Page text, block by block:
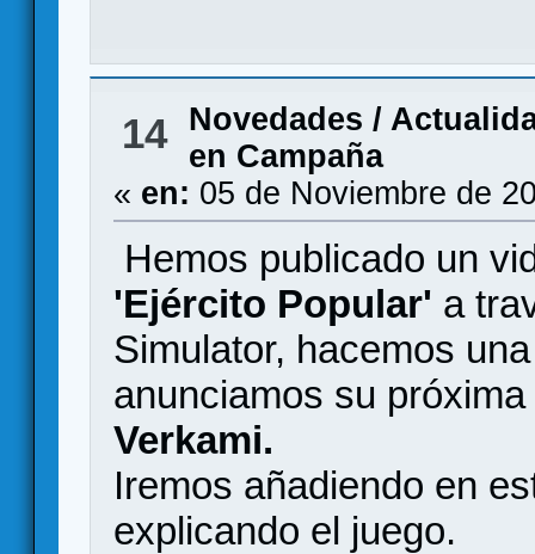
14
Novedades /
en Campaña
« en: 05 de Noviembre de
Hemos publicado un
'Ejército Popular' a
Simulator, hacemos
anunciamos su
Verkami.
Iremos añadiendo en
explicando el juego.